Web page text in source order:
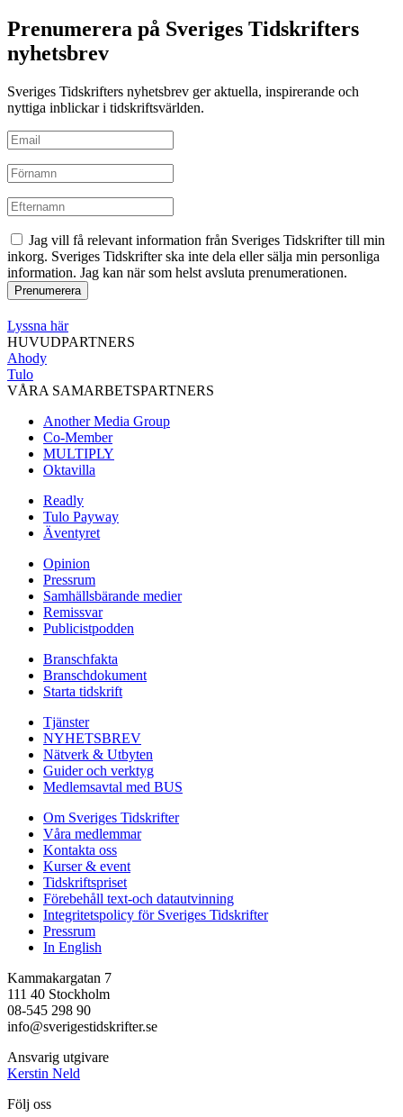
Prenumerera på Sveriges Tidskrifters
nyhetsbrev
Sveriges Tidskrifters nyhetsbrev ger aktuella, inspirerande och
nyttiga inblickar i tidskriftsvärlden.
Jag vill få relevant information från Sveriges Tidskrifter till min
inkorg. Sveriges Tidskrifter ska inte dela eller sälja min personliga
information. Jag kan när som helst avsluta prenumerationen.
Lyssna här
HUVUDPARTNERS
Ahody
Tulo
VÅRA SAMARBETSPARTNERS
Another Media Group
Co-Member
MULTIPLY
Oktavilla
Readly
Tulo Payway
Äventyret
Opinion
Pressrum
Samhällsbärande medier
Remissvar
Publicistpodden
Branschfakta
Branschdokument
Starta tidskrift
Tjänster
NYHETSBREV
Nätverk & Utbyten
Guider och verktyg
Medlemsavtal med BUS
Om Sveriges Tidskrifter
Våra medlemmar
Kontakta oss
Kurser & event
Tidskriftspriset
Förebehåll text-och datautvinning
Integritetspolicy för Sveriges Tidskrifter
Pressrum
In English
Kammakargatan 7
111 40 Stockholm
08-545 298 90
info@sverigestidskrifter.se
Ansvarig utgivare
Kerstin Neld
Följ oss